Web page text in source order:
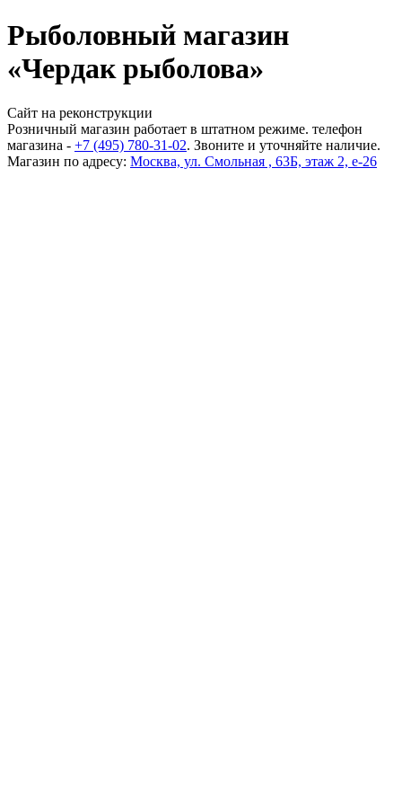
Рыболовный магазин
«Чердак рыболова»
Сайт на реконструкции
Розничный магазин работает в штатном режиме. телефон
магазина - +7 (495) 780-31-02. Звоните и уточняйте наличие.
Магазин по адресу: Москва, ул. Смольная , 63Б, этаж 2, е-26